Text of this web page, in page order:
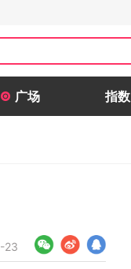
广场 指数
23